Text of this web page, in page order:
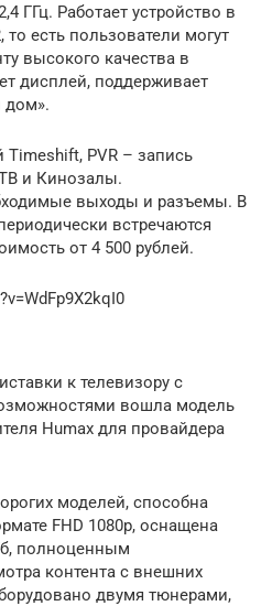
ГГц. Работает устройство в
то есть пользователи могут
высокого качества в
дисплей, поддерживает
дом».
PVR – запись
и Кинозалы.
выходы и разъемы. В
встречаются
от 4 500 рублей.
к телевизору с
вошла модель
Humax для провайдера
моделей, способна
FHD 1080p, оснащена
полноценным
контента с внешних
двумя тюнерами,